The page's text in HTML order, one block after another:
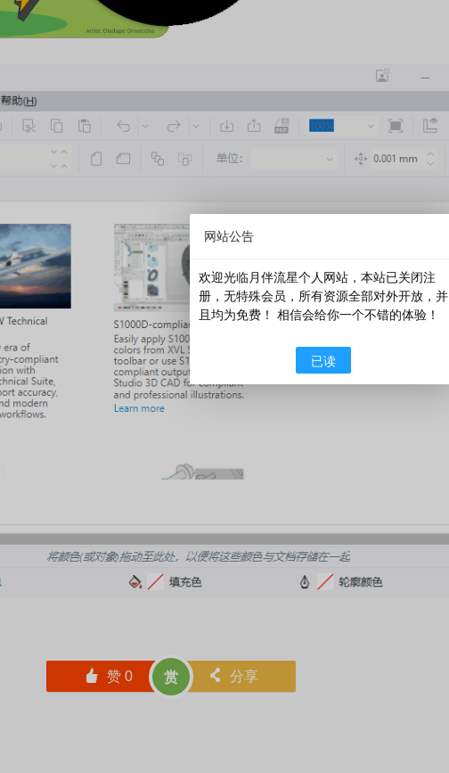
󰄼 赞 0 赏 󰄯 分享
网站公告
欢迎光临月伴流星个人网站，本站已关闭注
册，无特殊会员，所有资源全部对外开放，并
且均为免费！ 相信会给你一个不错的体验！
已读